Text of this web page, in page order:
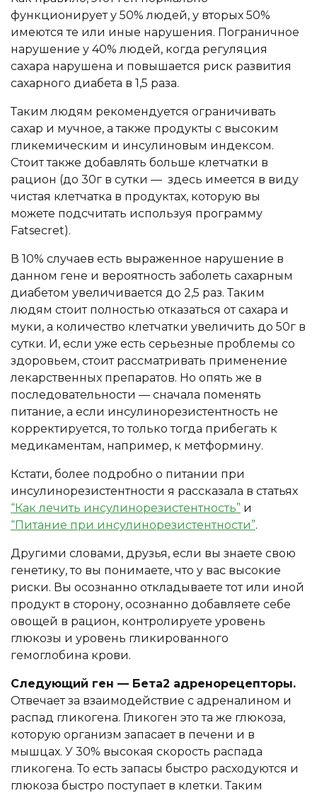
функционирует у 50% людей, у вторых 50%
имеются те или иные нарушения. Пограничное
нарушение у 40% людей, когда регуляция
сахара нарушена и повышается риск развития
сахарного диабета в 1,5 раза.
Таким людям рекомендуется ограничивать
сахар и мучное, а также продукты с высоким
гликемическим и инсулиновым индексом.
Стоит также добавлять больше клетчатки в
рацион (до 30г в сутки — здесь имеется в виду
чистая клетчатка в продуктах, которую вы
можете подсчитать используя программу
Fatsecret).
В 10% случаев есть выраженное нарушение в
данном гене и вероятность заболеть сахарным
диабетом увеличивается до 2,5 раз. Таким
людям стоит полностью отказаться от сахара и
муки, а количество клетчатки увеличить до 50г в
сутки. И, если уже есть серьезные проблемы со
здоровьем, стоит рассматривать применение
лекарственных препаратов. Но опять же в
последовательности — сначала поменять
питание, а если инсулинорезистентность не
корректируется, то только тогда прибегать к
медикаментам, например, к метформину.
Кстати, более подробно о питании при
инсулинорезистентности я рассказала в статьях
“Как лечить инсулинорезистентность” и
“Питание при инсулинорезистентности”.
Другими словами, друзья, если вы знаете свою
генетику, то вы понимаете, что у вас высокие
риски. Вы осознанно откладываете тот или иной
продукт в сторону, осознанно добавляете себе
овощей в рацион, контролируете уровень
глюкозы и уровень гликированного
гемоглобина крови.
Следующий ген — Бета2 адренорецепторы.
Отвечает за взаимодействие с адреналином и
распад гликогена. Гликоген это та же глюкоза,
которую организм запасает в печени и в
мышцах. У 30% высокая скорость распада
гликогена. То есть запасы быстро расходуются и
глюкоза быстро поступает в клетки. Таким